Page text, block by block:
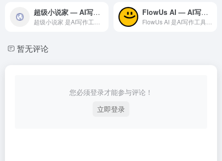
超级小说家 — AI写作工具领域的专业 AI 工具 FlowUs AI — AI写作工具领域的专业 AI 工具
暂无评论
您必须登录才能参与评论！
立即登录